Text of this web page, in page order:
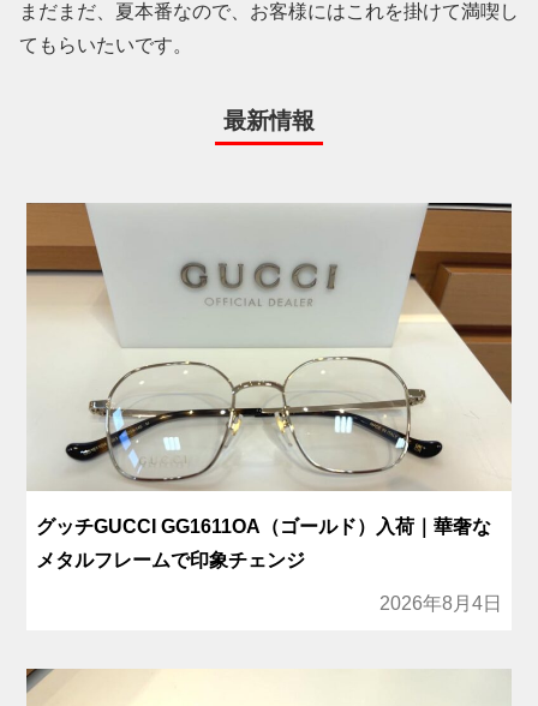
まだまだ、夏本番なので、お客様にはこれを掛けて満喫し
てもらいたいです。
最新情報
グッチGUCCI GG1611OA（ゴールド）入荷｜華奢な
メタルフレームで印象チェンジ
2026年8月4日